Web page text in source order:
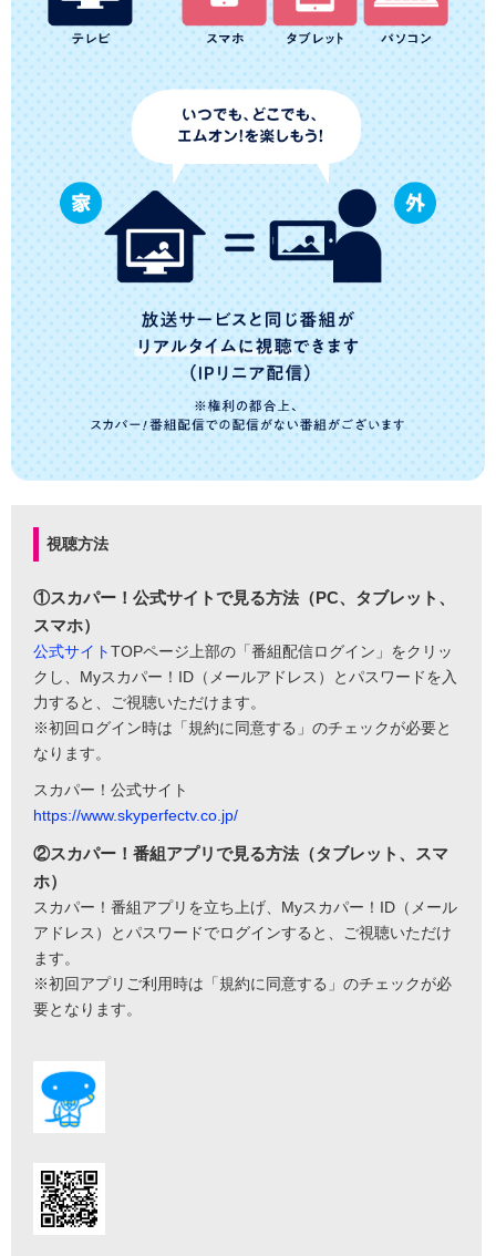
視聴方法
①スカパー！公式サイトで見る方法（PC、タブレット、
スマホ）
公式サイトTOPページ上部の「番組配信ログイン」をクリッ
クし、Myスカパー！ID（メールアドレス）とパスワードを入
力すると、ご視聴いただけます。
※初回ログイン時は「規約に同意する」のチェックが必要と
なります。
スカパー！公式サイト
https://www.skyperfectv.co.jp/
②スカパー！番組アプリで見る方法（タブレット、スマ
ホ）
スカパー！番組アプリを立ち上げ、Myスカパー！ID（メール
アドレス）とパスワードでログインすると、ご視聴いただけ
ます。
※初回アプリご利用時は「規約に同意する」のチェックが必
要となります。